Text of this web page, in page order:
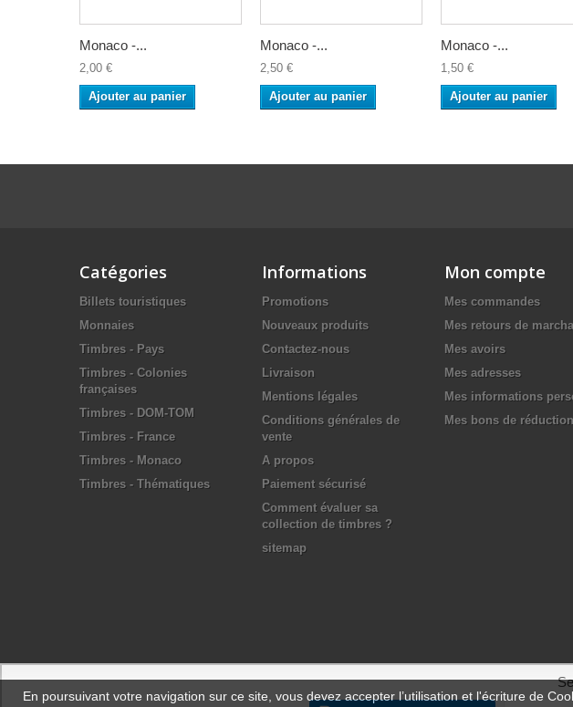
Monaco -...
2,00 €
Ajouter au panier
Monaco -...
2,50 €
Ajouter au panier
Monaco -...
1,50 €
Ajouter au panier
Catégories
Billets touristiques
Monnaies
Timbres - Pays
Timbres - Colonies
françaises
Timbres - DOM-TOM
Timbres - France
Timbres - Monaco
Timbres - Thématiques
Informations
Promotions
Nouveaux produits
Contactez-nous
Livraison
Mentions légales
Conditions générales de
vente
A propos
Paiement sécurisé
Comment évaluer sa
collection de timbres ?
sitemap
Mon compte
Mes commandes
Mes retours de
Mes avoirs
Mes adresses
Mes informations
Mes bons de réduction
En poursuivant votre navigation sur ce site, vous devez accepter l’utilisation et l'écriture de